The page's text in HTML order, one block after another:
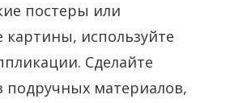
постеры или
картины, используйте
Сделайте
подручных материалов,